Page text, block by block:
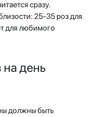
сразу.
25-35 роз для
для любимого
на день
должны быть